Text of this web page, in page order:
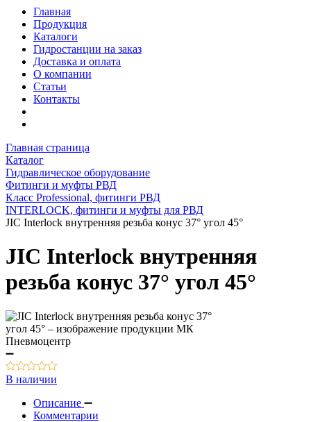
Главная
Продукция
Каталоги
Гидростанции на заказ
Доставка и оплата
О компании
Статьи
Контакты
Главная страница
Каталог
Гидравлическое оборудование
Фитинги и муфты РВД
Класс Professional, фитинги РВД
INTERLOCK, фитинги и муфты для РВД
JIC Interlock внутренняя резьба конус 37° угол 45°
JIC Interlock внутренняя
резьба конус 37° угол 45°
В наличии
Описание
Комментарии